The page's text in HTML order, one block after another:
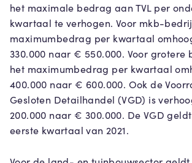
het maximale bedrag aan TVL per
kwartaal te verhogen. Voor mkb-
maximumbedrag per kwartaal
330.000 naar € 550.000. Voor grotere
het maximumbedrag per kwartaal
400.000 naar € 600.000. Ook de
Gesloten Detailhandel (VGD) is
200.000 naar € 300.000. De VGD
eerste kwartaal van 2021.